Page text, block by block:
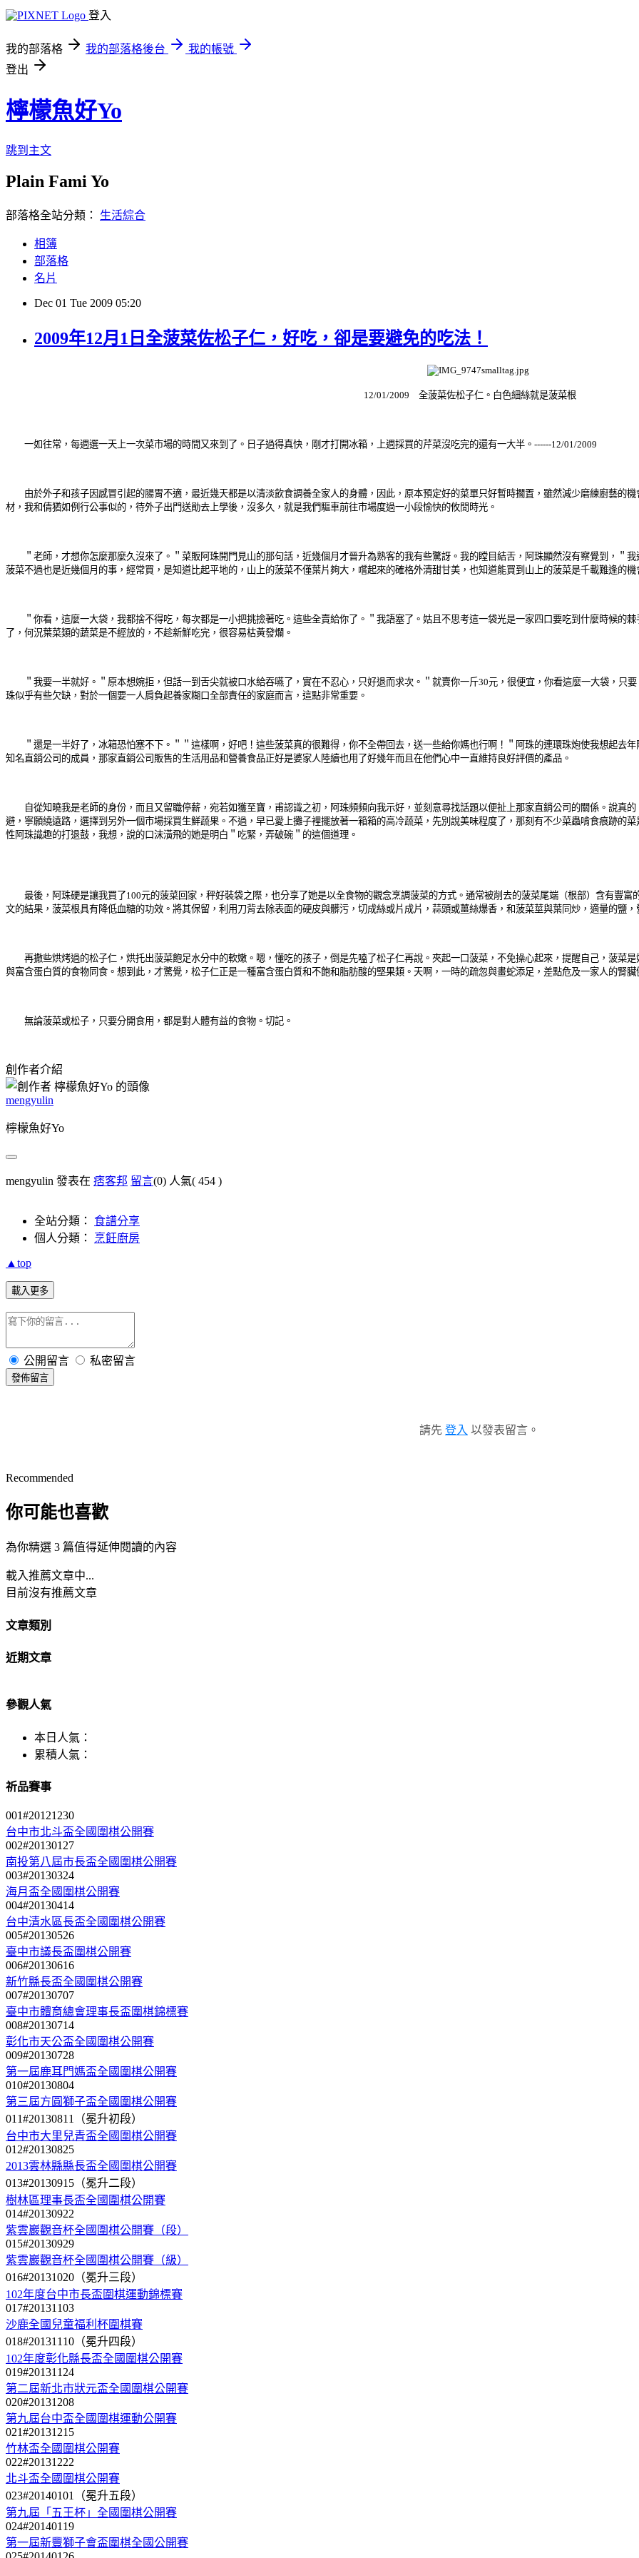
登入
我的部落格 我的部落格後台
我的帳號
登出
檸檬魚好Yo
跳到主文
Plain Fami Yo
部落格全站分類： 生活綜合
相簿
部落格
名片
Dec 01 Tue 2009 05:20
2009年12月1日全菠菜佐松子仁，好吃，卻是要避免的吃法！
12/01/2009 全菠菜佐松子仁。白色細絲就是菠菜根
一如往常，每週選一天上一次菜市場的時間又來到了。日子過得真快，剛才打開冰箱，上週採買的芹菜沒吃完的還有一大半。------12/01/2009
由於外子和孩子因感冒引起的腸胃不適，最近幾天都是以清淡飲食調養全家人的身體，因此，原本預定好的菜單只好暫時擱置，雖然減少磨練廚藝的
材，我和倩猶如例行公事似的，待外子出門送勛去上學後，沒多久，就是我們驅車前往市場度過一小段愉快的攸閒時光。
＂老師，才想你怎麼那麼久沒來了。＂菜販阿珠開門見山的那句話，近幾個月才晉升為熟客的我有些驚訝。我的瞠目結舌，阿珠顯然沒有察覺到，＂
菠菜不過也是近幾個月的事，經常買，是知道比起平地的，山上的菠菜不僅葉片夠大，嚐起來的確格外清甜甘美，也知道能買到山上的菠菜是千載難逢的機
＂你看，這麼一大袋，我都捨不得吃，每次都是一小把挑撿著吃。這些全賣給你了。＂我語塞了。姑且不思考這一袋光是一家四口要吃到什麼時候的
了，何況葉菜類的蔬菜是不經放的，不趁新鮮吃完，很容易枯黃發爛。
＂我要一半就好。＂原本想婉拒，但話一到舌尖就被口水給吞嚥了，實在不忍心，只好退而求次。＂就賣你一斤30元，很便宜，你看這麼一大袋，只
珠似乎有些欠缺，對於一個要一人肩負起養家糊口全部責任的家庭而言，這點非常重要。
＂還是一半好了，冰箱恐怕塞不下。＂＂這樣啊，好吧！這些菠菜真的很難得，你不全帶回去，送一些給你媽也行啊！＂阿珠的連環珠炮使我想起去
知名直銷公司的成員，那家直銷公司販售的生活用品和營養食品正好是婆家人陸續也用了好幾年而且在他們心中一直維持良好評價的產品。
自從知曉我是老師的身份，而且又留職停薪，宛若如獲至寶，甫認識之初，阿珠頻頻向我示好，並刻意尋找話題以便扯上那家直銷公司的關係。說真
避，寧願繞遠路，選擇到另外一個市場採買生鮮蔬果。不過，早已愛上攤子裡擺放著一箱箱的高冷蔬菜，先別說美味程度了，那刻有不少菜蟲啃食痕跡的
性阿珠識趣的打退鼓，我想，說的口沫潢飛的她是明白＂吃緊，弄破碗＂的這個道理。
最後，阿珠硬是讓我買了100元的菠菜回家，秤好裝袋之際，也分享了她是以全食物的觀念烹調菠菜的方式。通常被削去的菠菜尾端（根部）含有豐富
文的結果，菠菜根具有降低血糖的功效。將其保留，利用刀背去除表面的硬皮與髒污，切成絲或片成片，蒜頭或薑絲爆香，和菠菜莖與葉同炒，適量的鹽，
再撒些烘烤過的松子仁，烘托出菠菜飽足水分中的軟嫩。嗯，懂吃的孩子，倒是先嗑了松子仁再說。夾起一口菠菜，不免操心起來，提醒自己，菠菜
與富含蛋白質的食物同食。想到此，才驚覺，松子仁正是一種富含蛋白質和不飽和脂肪酸的堅果類。天啊，一時的疏忽與畫蛇添足，差點危及一家人的腎臟
無論菠菜或松子，只要分開食用，都是對人體有益的食物。切記。
創作者介紹
mengyulin
檸檬魚好Yo
mengyulin 發表在 痞客邦 留言(0) 人氣( 454 )
全站分類： 食譜分享
個人分類： 烹飪廚房
▲top
載入更多
公開留言 私密留言
發佈留言
請先 登入 以發表留言。
Recommended
你可能也喜歡
為你精選 3 篇值得延伸閱讀的內容
載入推薦文章中...
目前沒有推薦文章
文章類別
近期文章
參觀人氣
本日人氣：
累積人氣：
祈品賽事
001#20121230
台中市北斗盃全國圍棋公開賽
002#20130127
南投第八屆市長盃全國圍棋公開賽
003#20130324
海月盃全國圍棋公開賽
004#20130414
台中清水區長盃全國圍棋公開賽
005#20130526
臺中市議長盃圍棋公開賽
006#20130616
新竹縣長盃全國圍棋公開賽
007#20130707
臺中市體育總會理事長盃圍棋錦標賽
008#20130714
彰化市天公盃全國圍棋公開賽
009#20130728
第一屆鹿耳門媽盃全國圍棋公開賽
010#20130804
第三屆方圓獅子盃全國圍棋公開賽
011#20130811（冕升初段）
台中市大里兒青盃全國圍棋公開賽
012#20130825
2013雲林縣縣長盃全國圍棋公開賽
013#20130915（冕升二段）
樹林區理事長盃全國圍棋公開賽
014#20130922
紫雲巖觀音杯全國圍棋公開賽（段）
015#20130929
紫雲巖觀音杯全國圍棋公開賽（級）
016#20131020（冕升三段）
102年度台中市長盃圍棋運動錦標賽
017#20131103
沙鹿全國兒童福利杯圍棋賽
018#20131110（冕升四段）
102年度彰化縣長盃全國圍棋公開賽
019#20131124
第二屆新北市狀元盃全國圍棋公開賽
020#20131208
第九屆台中盃全國圍棋運動公開賽
021#20131215
竹林盃全國圍棋公開賽
022#20131222
北斗盃全國圍棋公開賽
023#20140101（冕升五段）
第九屆「五王杯」全國圍棋公開賽
024#20140119
第一屆新豐獅子會盃圍棋全國公開賽